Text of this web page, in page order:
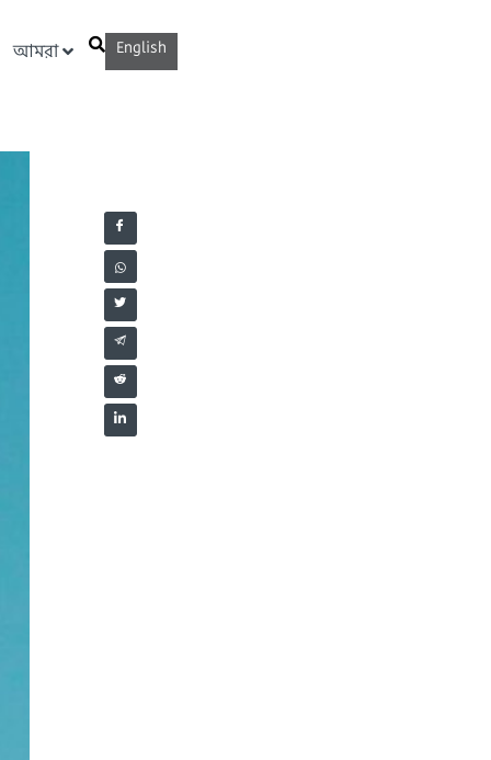
আমরা English